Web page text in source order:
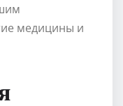
медицины и